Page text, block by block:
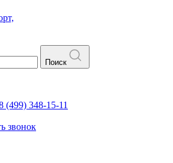
Поиск
(499) 348-15-11
звонок